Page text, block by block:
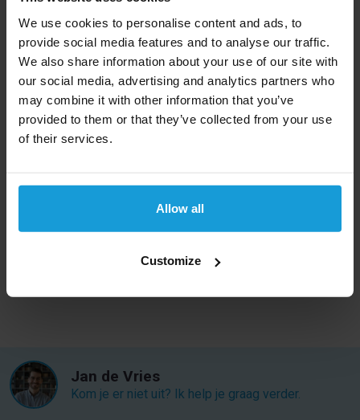
We use cookies to personalise content and ads, to
provide social media features and to analyse our traffic.
We also share information about your use of our site with
our social media, advertising and analytics partners who
may combine it with other information that you’ve
provided to them or that they’ve collected from your use
of their services.
Allow all
Customize
Guyana is in grensconflicten met Suriname en
Venezuela door het ontdekking van olie op
verschillende locaties.
Een kredietcheck kan wereldwijd
checken. Mocht u een kredietcheck uit een ander
complete landen overzicht
Jan de Vries
Kom je er niet uit? Ik help je graag verder.